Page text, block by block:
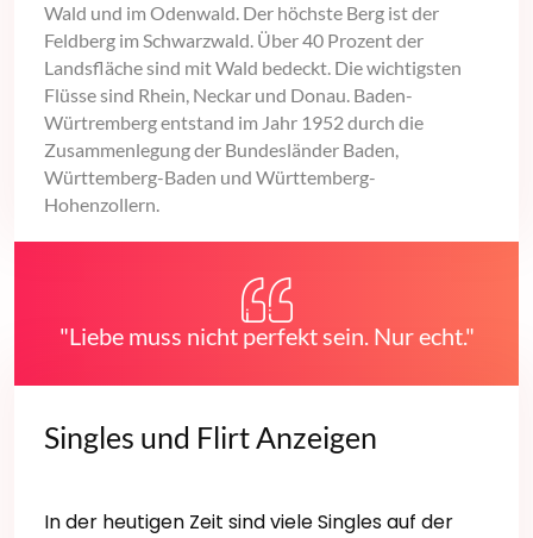
Wald und im Odenwald. Der höchste Berg ist der
Feldberg im Schwarzwald. Über 40 Prozent der
Landsfläche sind mit Wald bedeckt. Die wichtigsten
Flüsse sind Rhein, Neckar und Donau. Baden-
Würtremberg entstand im Jahr 1952 durch die
Zusammenlegung der Bundesländer Baden,
Württemberg-Baden und Württemberg-
Hohenzollern.
"Liebe muss nicht perfekt sein. Nur echt."
Singles und Flirt Anzeigen
In der heutigen Zeit sind viele Singles auf der